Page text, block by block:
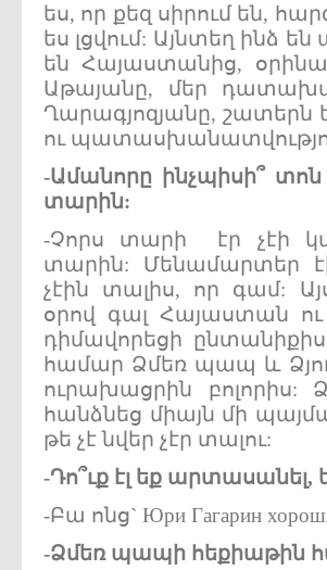
ես, որ քեզ սիրում են,
ես լցվում: Այնտեղ ինձ
են Հայաստանից,
Աթայանը, մեր
Ղարագյոզյանը,
ու
-Ամանորը ինչպիսի՞ տոն
տարին:
-Չորս տարի էր չէի
տարին: Մենամարտեր էի
չէին տալիս, որ գամ:
օրով գալ Հայաստան
դիմավորեցի
համար Ձմեռ պապ և
ուրախացրին բոլորիս:
հանձնեց միայն մի
թե չէ նվեր չէր տալու:
-Դո՞ւք էլ եք արտասանել,
-Բա ոնց` Юри Гагарин
-Ձմեռ պապի հեքիաթին